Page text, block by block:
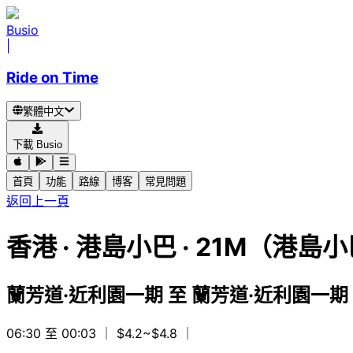
Busio
Ride on Time
繁體中文
下載 Busio
首頁 功能 路線 博客 常見問題
返回上一頁
香港· 港島小巴 · 21M（港島
蘭芳道·近利園一期 至 蘭芳道·近利園一期
06:30 至 00:03 ｜ $4.2~$4.8